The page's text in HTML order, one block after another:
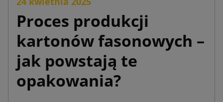
Proces produkcji
kartonów fasonowych –
jak powstają te
opakowania?